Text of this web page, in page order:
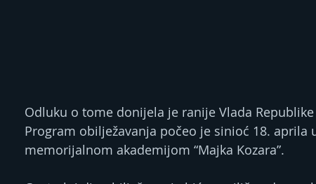
Odluku o tome donijela je ranije Vlada
Program obilježavanja počeo je sinioć 18. aprila
memorijalnom akademijom “Majka Kozara”.